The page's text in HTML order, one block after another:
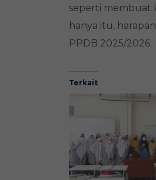
seperti membuat
hanya itu,
PPDB 2025/2026.
Terkait